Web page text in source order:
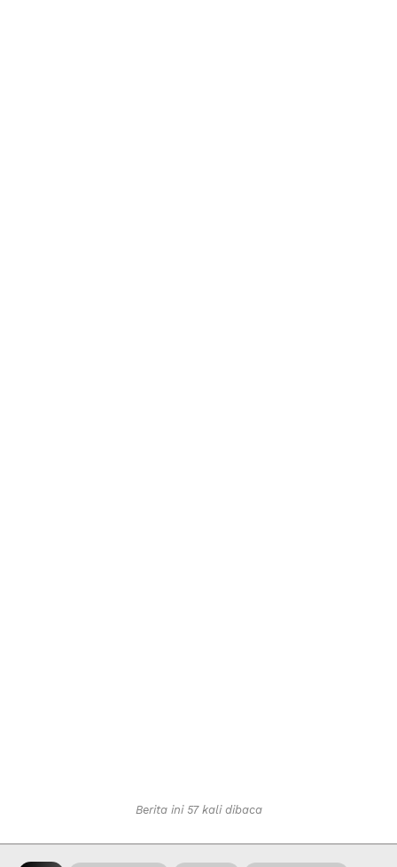
Berita ini 57 kali dibaca